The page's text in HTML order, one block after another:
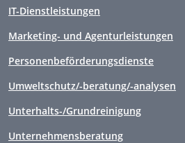
IT-Dienstleistungen
Marketing- und Agenturleistungen
Personenbeförderungsdienste
Umweltschutz/-beratung/-analysen
Unterhalts-/Grundreinigung
Unternehmensberatung